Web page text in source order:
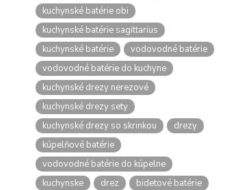
kuchynské batérie obi
kuchynské batérie sagittarius
kuchynské batérie
vodovodné batérie
vodovodné batérie do kuchyne
kuchynské drezy nerezové
kuchynské drezy sety
kuchynské drezy so skrinkou
drezy
kúpelňové batérie
vodovodné batérie do kúpelne
kuchynske
drez
bidetové batérie